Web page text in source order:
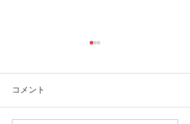
コメント